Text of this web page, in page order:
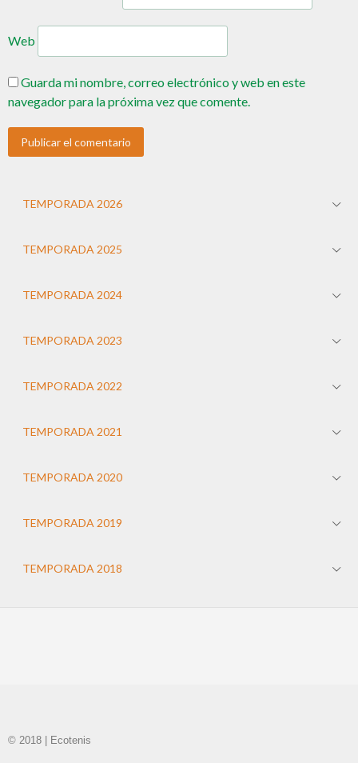
Web
Guarda mi nombre, correo electrónico y web en este
navegador para la próxima vez que comente.
TEMPORADA 2026
TEMPORADA 2025
TEMPORADA 2024
TEMPORADA 2023
TEMPORADA 2022
TEMPORADA 2021
TEMPORADA 2020
TEMPORADA 2019
TEMPORADA 2018
© 2018 | Ecotenis